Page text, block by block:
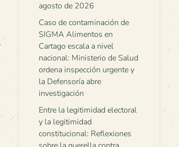
agosto de 2026
Caso de contaminación de
SIGMA Alimentos en
Cartago escala a nivel
nacional: Ministerio de Salud
ordena inspección urgente y
la Defensoría abre
investigación
Entre la legitimidad electoral
y la legitimidad
constitucional: Reflexiones